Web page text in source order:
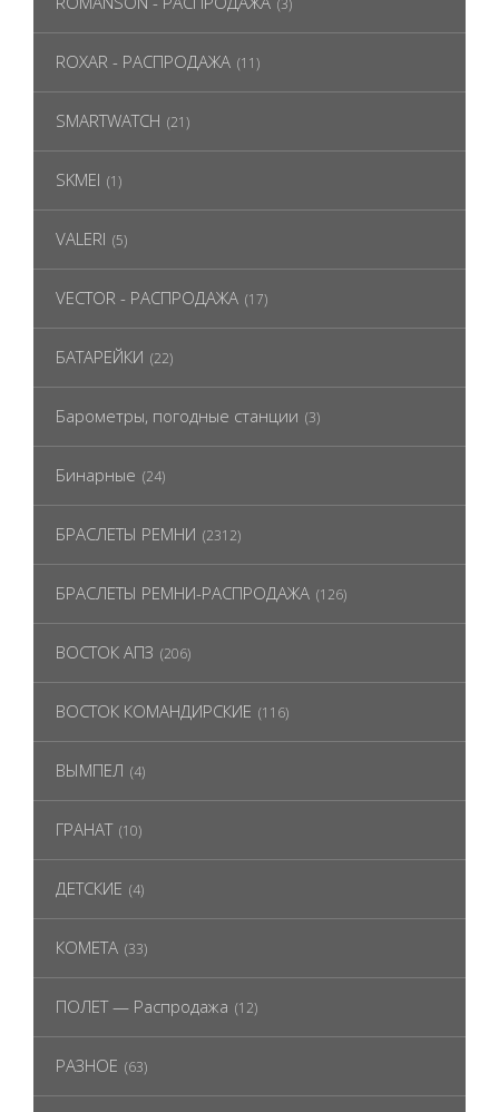
(3)
ROXAR - РАСПРОДАЖА (11)
SMARTWATCH (21)
SKMEI (1)
VALERI (5)
VECTOR - РАСПРОДАЖА (17)
БАТАРЕЙКИ (22)
Барометры, погодные станции (3)
Бинарные (24)
БРАСЛЕТЫ РЕМНИ (2312)
БРАСЛЕТЫ РЕМНИ-РАСПРОДАЖА (126)
ВОСТОК АПЗ (206)
ВОСТОК КОМАНДИРСКИЕ (116)
ВЫМПЕЛ (4)
ГРАНАТ (10)
ДЕТСКИЕ (4)
КОМЕТА (33)
ПОЛЕТ — Распродажа (12)
РАЗНОЕ (63)